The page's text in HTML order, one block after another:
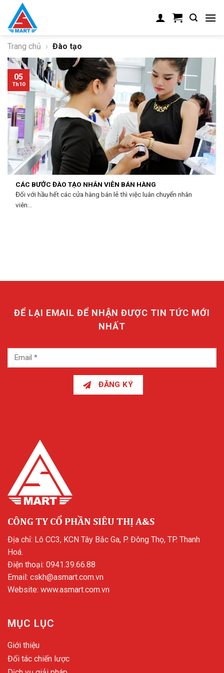
content
Trang chủ › Đào tạo
CÁC BƯỚC ĐÀO TẠO NHÂN VIÊN BÁN HÀNG
Đối với hầu hết các cửa hàng bán lẻ thì việc luân chuyển nhân
viên...
05
Th10
ĐỂ LẠI EMAIL ĐỂ NHẬN ĐƯỢC TIN TỨC MỚI
NHẤT
ĐĂNG KÝ
CÔNG TY CỔ PHẦN SIÊU THỊ A&S
Địa chỉ: Lô CC3, KCN Tây Bắc Ga, P. Đông Thọ, TP. Thanh
Hoá.
Điện thoại: 0941.39.66.88
Email: cskh@asmart.com.vn
Website: www.asmart.com.vn
MỤC LỤC
Giới thiệu
Đối tác chiến lược